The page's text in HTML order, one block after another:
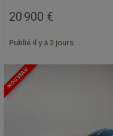
20 900 €
Publié il y a 3 jours
NOUVEAU